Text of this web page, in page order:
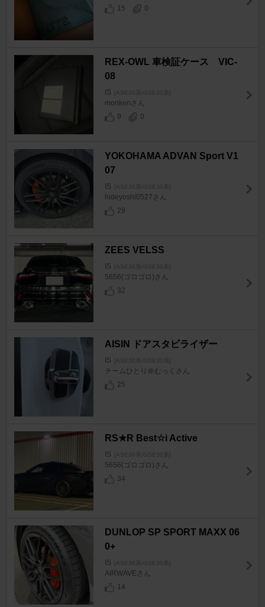
15 0
REX-OWL 車検証ケース VIC-
08
IS [ASE30系/GSE30系]
monkenさん
9
0
YOKOHAMA ADVAN Sport V1
07
IS [ASE30系/GSE30系]
hideyoshi0527さん
29
ZEES VELSS
IS [ASE30系/GSE30系]
5656(ゴロゴロ)さん
32
AISIN ドアスタビライザー
IS [ASE30系/GSE30系]
チームひとり＠むっくさん
25
RS★R Best☆i Active
IS [ASE30系/GSE30系]
5656(ゴロゴロ)さん
34
DUNLOP SP SPORT MAXX 06
0+
IS [ASE30系/GSE30系]
AIRWAVEさん
14